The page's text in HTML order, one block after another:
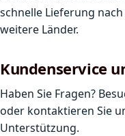
schnelle Lieferung
weitere Länder.
Kundenservice
Haben Sie Fragen?
oder kontaktieren Sie
Unterstützung.